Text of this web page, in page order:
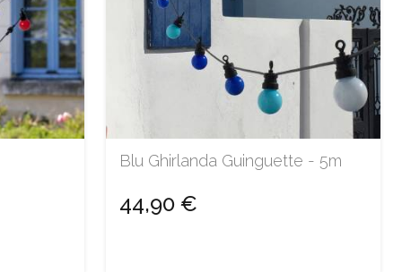
Blu Ghirlanda Guinguette - 5m
44,90 €